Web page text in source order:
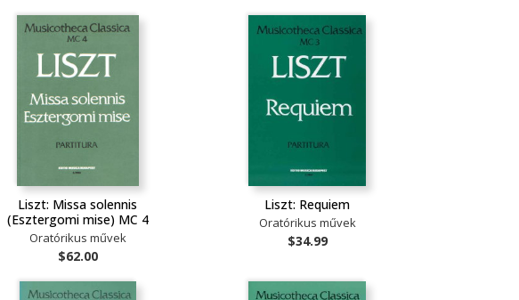
Liszt: Missa solennis
(Esztergomi mise) MC 4
Oratórikus művek
$62.00
Liszt: Requiem
Oratórikus művek
$34.99